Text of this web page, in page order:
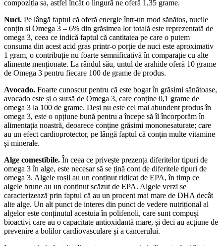
compoziția sa, astfel încât o lingură ne oferă 1,35 grame.
Nuci. Pe lângă faptul că oferă energie într-un mod sănătos, nucile
conțin si Omega 3 – 6% din grăsimea lor totală este reprezentată de
omega 3, ceea ce indică faptul că cantitatea pe care o putem
consuma din acest acid gras printr-o porție de nuci este aproximativ
1 gram, o contribuție nu foarte semnificativă în comparație cu alte
alimente menționate. La rândul său, untul de arahide oferă 10 grame
de Omega 3 pentru fiecare 100 de grame de produs.
Avocado. Foarte cunoscut pentru că este bogat în grăsimi sănătoase,
avocado este și o sursă de Omega 3, care conține 0,1 grame de
omega 3 la 100 de grame. Deși nu este cel mai abundent produs în
omega 3, este o opțiune bună pentru a începe să îl încorporăm în
alimentația noastră, deoarece conține grăsimi mononesaturate; care
au un efect cardioprotector, pe lângă faptul că conțin multe vitamine
și minerale.
Alge comestibile. În ceea ce privește prezența diferitelor tipuri de
omega 3 în alge, este necesar să se țină cont de diferitele tipuri de
omega 3. Algele roșii au un conținut ridicat de EPA, în timp ce
algele brune au un conținut scăzut de EPA. Algele verzi se
caracterizează prin faptul că au un procent mai mare de DHA decât
alte alge. Un alt punct de interes din punct de vedere nutrițional al
algelor este conținutul acestuia în polifenoli, care sunt compuși
bioactivi care au o capacitate antioxidantă mare, și deci au acțiune de
prevenire a bolilor cardiovasculare și a cancerului.